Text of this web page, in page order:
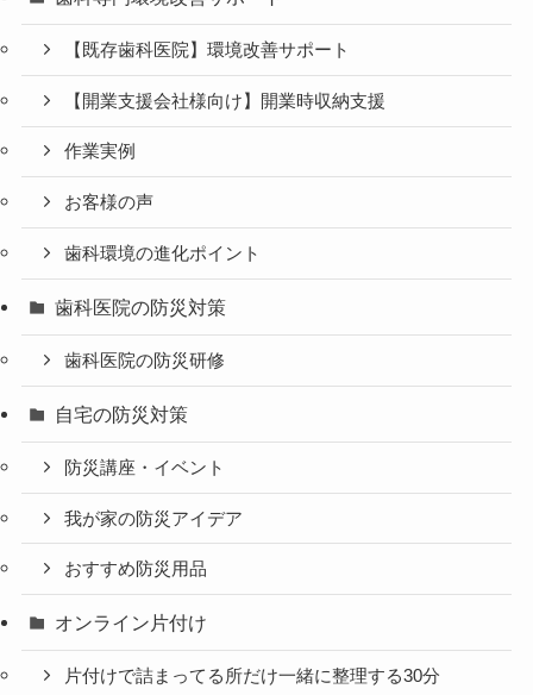
【既存歯科医院】環境改善サポート
【開業支援会社様向け】開業時収納支援
作業実例
お客様の声
歯科環境の進化ポイント
歯科医院の防災対策
歯科医院の防災研修
自宅の防災対策
防災講座・イベント
我が家の防災アイデア
おすすめ防災用品
オンライン片付け
片付けで詰まってる所だけ一緒に整理する30分